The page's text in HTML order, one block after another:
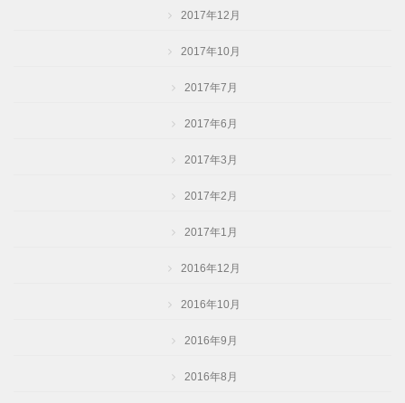
2017年12月
2017年10月
2017年7月
2017年6月
2017年3月
2017年2月
2017年1月
2016年12月
2016年10月
2016年9月
2016年8月